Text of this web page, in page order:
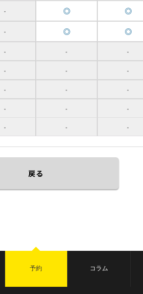
- ◎ ◎
- ◎ ◎
- - -
- - -
- - -
- - -
- - -
戻る
予約 コラム